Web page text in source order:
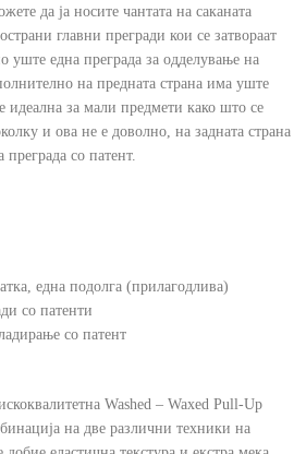
да ја носите чантата на саканата
главни прегради кои се затвораат
уште една преграда за одделување на
на предната страна има уште
идеална за мали предмети како што се
и ова не е доволно, на задната страна
со патент.
една подолга (прилагодлива)
со патенти
со патент
Washed – Waxed Pull-Up
на две различни техники на